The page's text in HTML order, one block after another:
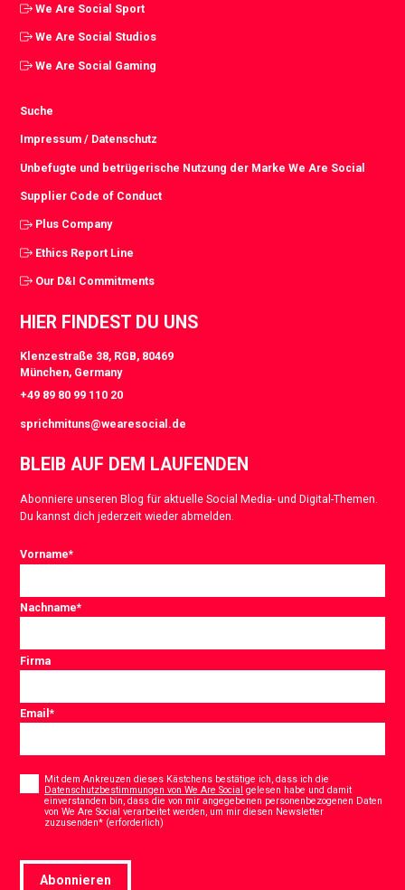
We Are Social Sport
We Are Social Studios
We Are Social Gaming
Suche
Impressum / Datenschutz
Unbefugte und betrügerische Nutzung der Marke We Are Social
Supplier Code of Conduct
Plus Company
Ethics Report Line
Our D&I Commitments
HIER FINDEST DU UNS
Klenzestraße 38, RGB, 80469
München, Germany
+49 89 80 99 110 20
sprichmituns@wearesocial.de
BLEIB AUF DEM LAUFENDEN
Abonniere unseren Blog für aktuelle Social Media- und Digital-Themen.
Du kannst dich jederzeit wieder abmelden.
Vorname*
Nachname*
Firma
Email*
Consent
Mit dem Ankreuzen dieses Kästchens bestätige ich, dass ich die
Datenschutzbestimmungen von We Are Social gelesen habe und damit
einverstanden bin, dass die von mir angegebenen personenbezogenen Daten
von We Are Social verarbeitet werden, um mir diesen Newsletter
zuzusenden* (erforderlich)
Abonnieren